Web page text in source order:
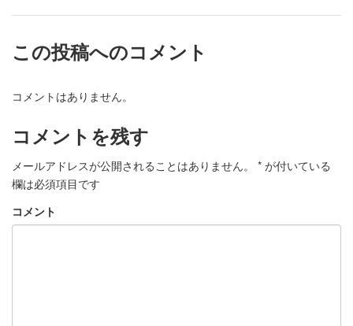
この投稿へのコメント
コメントはありません。
コメントを残す
メールアドレスが公開されることはありません。 * が付いている
欄は必須項目です
コメント